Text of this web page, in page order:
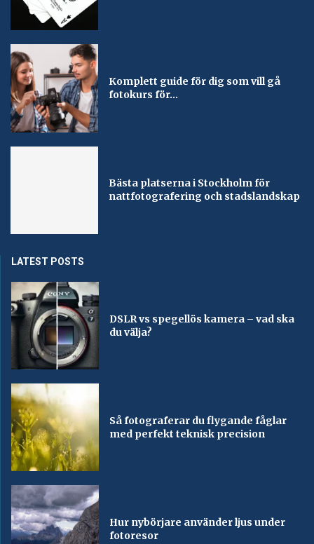
Komplett guide för dig som vill gå
fotokurs för...
Bästa platserna i Stockholm för
nattfotografering och stadslandskap
LATEST POSTS
DSLR vs spegellös kamera – vad ska
du välja?
Så fotograferar du flygande fåglar
med perfekt teknisk precision
Hur nybörjare använder ljus under
fotoresor